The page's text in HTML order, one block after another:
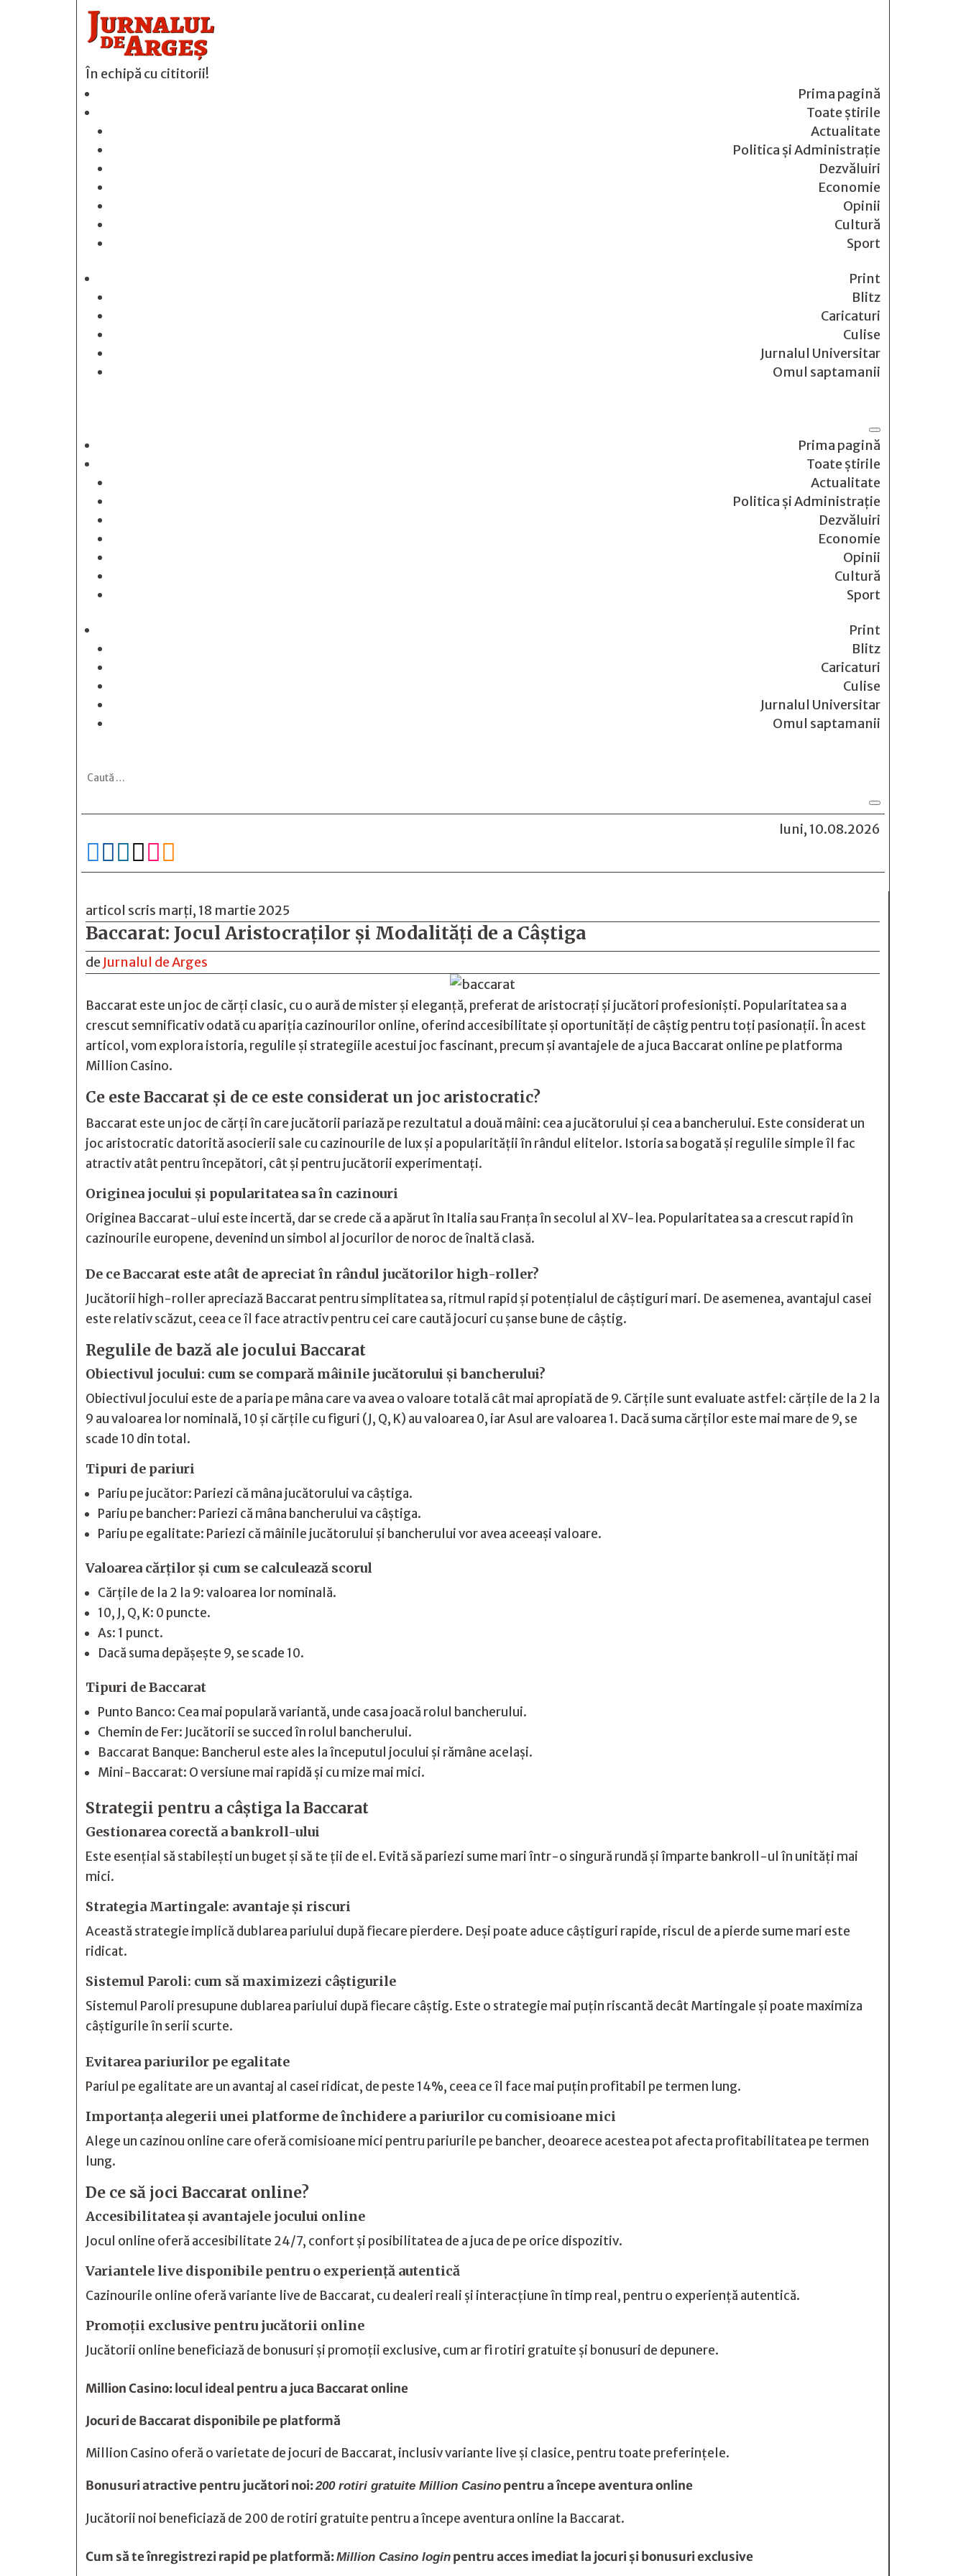
În echipă cu cititorii!
Prima pagină
Toate știrile
Actualitate
Politica și Administrație
Dezvăluiri
Economie
Opinii
Cultură
Sport
Print
Blitz
Caricaturi
Culise
Jurnalul Universitar
Omul saptamanii
Prima pagină
Toate știrile
Actualitate
Politica și Administrație
Dezvăluiri
Economie
Opinii
Cultură
Sport
Print
Blitz
Caricaturi
Culise
Jurnalul Universitar
Omul saptamanii
luni, 10.08.2026

articol scris marți, 18 martie 2025
Baccarat: Jocul Aristocraților și Modalități de a Câștiga
de Jurnalul de Arges
Baccarat este un joc de cărți clasic, cu o aură de mister și eleganță, preferat de aristocrați și jucători profesioniști. Popularitatea sa a
crescut semnificativ odată cu apariția cazinourilor online, oferind accesibilitate și oportunități de câștig pentru toți pasionații. În acest
articol, vom explora istoria, regulile și strategiile acestui joc fascinant, precum și avantajele de a juca Baccarat online pe platforma
Million Casino.
Ce este Baccarat și de ce este considerat un joc aristocratic?
Baccarat este un joc de cărți în care jucătorii pariază pe rezultatul a două mâini: cea a jucătorului și cea a bancherului. Este considerat un
joc aristocratic datorită asocierii sale cu cazinourile de lux și a popularității în rândul elitelor. Istoria sa bogată și regulile simple îl fac
atractiv atât pentru începători, cât și pentru jucătorii experimentați.
Originea jocului și popularitatea sa în cazinouri
Originea Baccarat-ului este incertă, dar se crede că a apărut în Italia sau Franța în secolul al XV-lea. Popularitatea sa a crescut rapid în
cazinourile europene, devenind un simbol al jocurilor de noroc de înaltă clasă.
De ce Baccarat este atât de apreciat în rândul jucătorilor high-roller?
Jucătorii high-roller apreciază Baccarat pentru simplitatea sa, ritmul rapid și potențialul de câștiguri mari. De asemenea, avantajul casei
este relativ scăzut, ceea ce îl face atractiv pentru cei care caută jocuri cu șanse bune de câștig.
Regulile de bază ale jocului Baccarat
Obiectivul jocului: cum se compară mâinile jucătorului și bancherului?
Obiectivul jocului este de a paria pe mâna care va avea o valoare totală cât mai apropiată de 9. Cărțile sunt evaluate astfel: cărțile de la 2 la
9 au valoarea lor nominală, 10 și cărțile cu figuri (J, Q, K) au valoarea 0, iar Asul are valoarea 1. Dacă suma cărților este mai mare de 9, se
scade 10 din total.
Tipuri de pariuri
Pariu pe jucător: Pariezi că mâna jucătorului va câștiga.
Pariu pe bancher: Pariezi că mâna bancherului va câștiga.
Pariu pe egalitate: Pariezi că mâinile jucătorului și bancherului vor avea aceeași valoare.
Valoarea cărților și cum se calculează scorul
Cărțile de la 2 la 9: valoarea lor nominală.
10, J, Q, K: 0 puncte.
As: 1 punct.
Dacă suma depășește 9, se scade 10.
Tipuri de Baccarat
Punto Banco: Cea mai populară variantă, unde casa joacă rolul bancherului.
Chemin de Fer: Jucătorii se succed în rolul bancherului.
Baccarat Banque: Bancherul este ales la începutul jocului și rămâne același.
Mini-Baccarat: O versiune mai rapidă și cu mize mai mici.
Strategii pentru a câștiga la Baccarat
Gestionarea corectă a bankroll-ului
Este esențial să stabilești un buget și să te ții de el. Evită să pariezi sume mari într-o singură rundă și împarte bankroll-ul în unități mai
mici.
Strategia Martingale: avantaje și riscuri
Această strategie implică dublarea pariului după fiecare pierdere. Deși poate aduce câștiguri rapide, riscul de a pierde sume mari este
ridicat.
Sistemul Paroli: cum să maximizezi câștigurile
Sistemul Paroli presupune dublarea pariului după fiecare câștig. Este o strategie mai puțin riscantă decât Martingale și poate maximiza
câștigurile în serii scurte.
Evitarea pariurilor pe egalitate
Pariul pe egalitate are un avantaj al casei ridicat, de peste 14%, ceea ce îl face mai puțin profitabil pe termen lung.
Importanța alegerii unei platforme de închidere a pariurilor cu comisioane mici
Alege un cazinou online care oferă comisioane mici pentru pariurile pe bancher, deoarece acestea pot afecta profitabilitatea pe termen
lung.
De ce să joci Baccarat online?
Accesibilitatea și avantajele jocului online
Jocul online oferă accesibilitate 24/7, confort și posibilitatea de a juca de pe orice dispozitiv.
Variantele live disponibile pentru o experiență autentică
Cazinourile online oferă variante live de Baccarat, cu dealeri reali și interacțiune în timp real, pentru o experiență autentică.
Promoții exclusive pentru jucătorii online
Jucătorii online beneficiază de bonusuri și promoții exclusive, cum ar fi rotiri gratuite și bonusuri de depunere.
Million Casino: locul ideal pentru a juca Baccarat online
Jocuri de Baccarat disponibile pe platformă
Million Casino oferă o varietate de jocuri de Baccarat, inclusiv variante live și clasice, pentru toate preferințele.
Bonusuri atractive pentru jucători noi:200 rotiri gratuite Million Casino pentru a începe aventura online
Jucătorii noi beneficiază de 200 de rotiri gratuite pentru a începe aventura online la Baccarat.
Cum să te înregistrezi rapid pe platformă:Million Casino login pentru acces imediat la jocuri și bonusuri exclusive